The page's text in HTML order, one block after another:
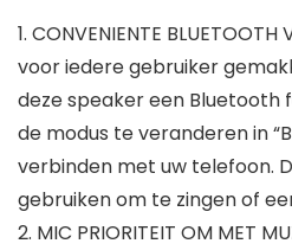
1. CONVENIENTE
voor iedere gebruiker
deze speaker een Bluetooth
de modus te veranderen in
verbinden met uw telefoon.
gebruiken om te zingen of
2. MIC PRIORITEIT OM MET